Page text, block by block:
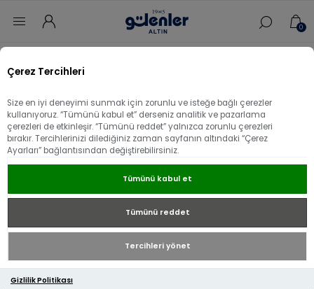
Çerez Tercihleri
Size en iyi deneyimi sunmak için zorunlu ve isteğe bağlı çerezler
kullanıyoruz. “Tümünü kabul et” derseniz analitik ve pazarlama
çerezleri de etkinleşir. “Tümünü reddet” yalnızca zorunlu çerezleri
bırakır. Tercihlerinizi dilediğiniz zaman sayfanın altındaki “Çerez
Ayarları” bağlantısından değiştirebilirsiniz.
Tümünü kabul et
Tümünü reddet
Tercihleri yönet
Gizlilik Politikası
0
Kolye
14 Ayar
22 Ayar